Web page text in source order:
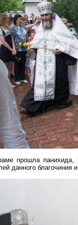
прошла панихида,
данного благочиния